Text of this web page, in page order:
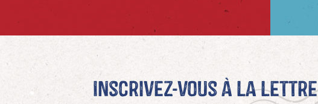
Inscrivez-vous à La Lettre